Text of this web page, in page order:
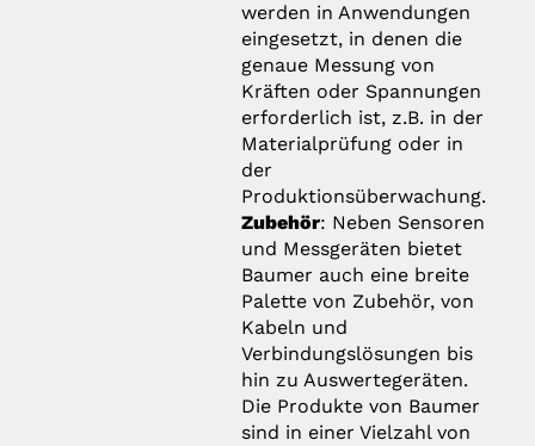
werden in Anwendungen
eingesetzt, in denen die
genaue Messung von
Kräften oder Spannungen
erforderlich ist, z.B. in der
Materialprüfung oder in
der
Produktionsüberwachung.
Zubehör: Neben Sensoren
und Messgeräten bietet
Baumer auch eine breite
Palette von Zubehör, von
Kabeln und
Verbindungslösungen bis
hin zu Auswertegeräten.
Die Produkte von Baumer
sind in einer Vielzahl von